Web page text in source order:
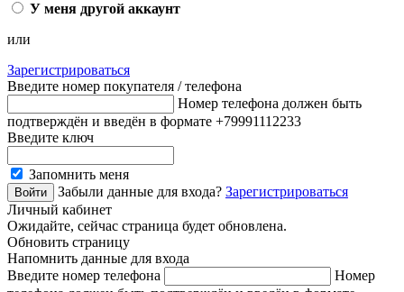
У меня другой аккаунт
или
Зарегистрироваться
Введите номер покупателя / телефона
Номер телефона должен быть
подтверждён и введён в формате +79991112233
Введите ключ
Запомнить меня
Забыли данные для входа? Зарегистрироваться
Личный кабинет
Ожидайте, сейчас страница будет обновлена.
Обновить страницу
Напомнить данные для входа
Введите номер телефона
Номер